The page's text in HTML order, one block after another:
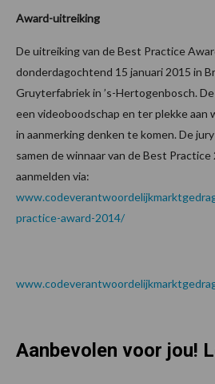
Award-uitreiking
De uitreiking van de Best Practice
donderdagochtend 15 januari 2015 in
Gruyterfabriek in ’s-Hertogenbosch.
een videoboodschap en ter plekke aan
in aanmerking denken te komen. De
samen de winnaar van de Best Practice
aanmelden via:
practice-award-2014/
Aanbevolen voor jou!